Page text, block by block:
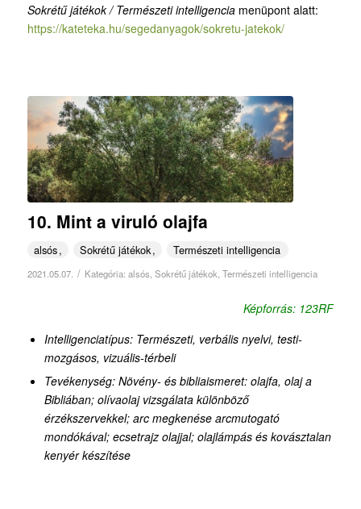
Sokrétű játékok / Természeti intelligenciamenüpont alatt:
https://kateteka.hu/segedanyagok/sokretu-jatekok/
10. Mint a viruló olajfa
alsós Sokrétű játékok Természeti intelligencia
2021.05.07. / Kategória: alsós, Sokrétű játékok, Természeti intelligencia
Képforrás: 123RF
Intelligenciatípus: Természeti, verbális nyelvi, testi-
mozgásos, vizuális-térbeli
Tevékenység: Növény- és bibliaismeret: olajfa, olaj a
Bibliában; olívaolaj vizsgálata különböző
érzékszervekkel; arc megkenése arcmutogató
mondókával; ecsetrajz olajjal; olajlámpás és kovásztalan
kenyér készítése